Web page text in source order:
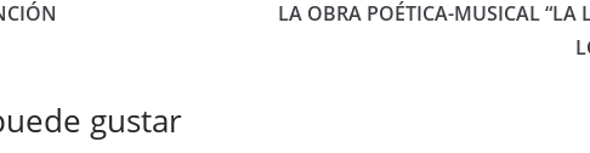
LA OBRA POÉTICA-MUSICAL “LA
gustar